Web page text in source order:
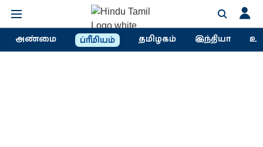
அண்மை ப்ரீமியம் தமிழகம் இந்தியா